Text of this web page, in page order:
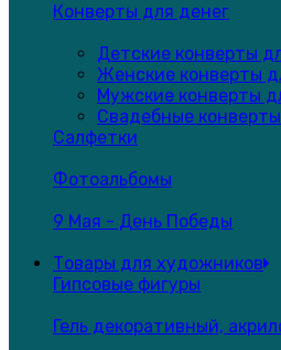
Конверты для денег
Детские конверты
Женские конверты
Мужские конверты
Свадебные
Салфетки
Фотоальбомы
9 Мая - День Победы
Товары для художников
Гипсовые фигуры
Гель декоративный,